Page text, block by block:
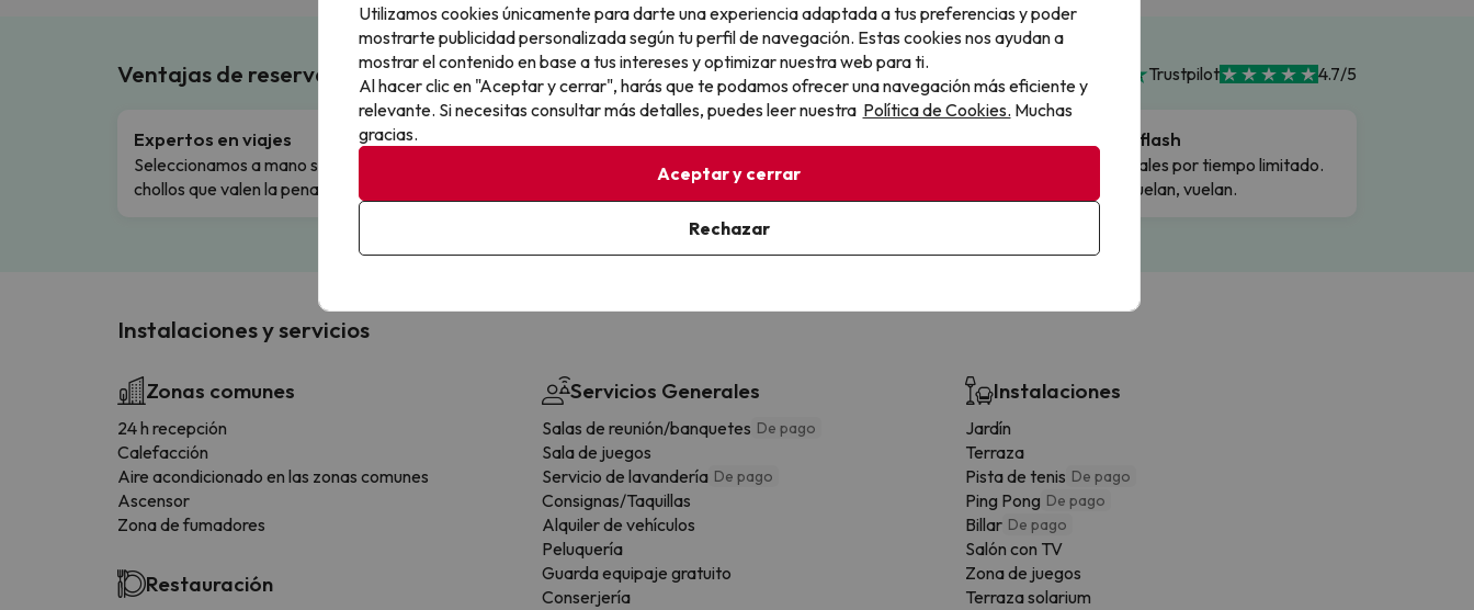
Ventajas de reservar en Buscounchollo Trustpilot 4.7/5
Expertos en viajes
Seleccionamos a mano solo los
chollos que valen la pena.
Cambios y cancelaciones con total
Ofertas flash
Precios reales por tiempo limitado.
Cuando vuelan, vuelan.
Instalaciones y servicios
Zonas comunes
24 h recepción
Calefacción
Aire acondicionado en las zonas comunes
Ascensor
Zona de fumadores
Restauración
Servicios Generales
Salas de reunión/banquetes De pago
Sala de juegos
Servicio de lavandería De pago
Consignas/Taquillas
Alquiler de vehículos
Peluquería
Guarda equipaje gratuito
Conserjería
Instalaciones
Jardín
Terraza
Pista de tenis De pago
Ping Pong De pago
Billar De pago
Salón con TV
Zona de juegos
Terraza solarium
Utilizamos cookies únicamente para darte una experiencia adaptada a tus preferencias y poder
mostrarte publicidad personalizada según tu perfil de navegación. Estas cookies nos ayudan a
mostrar el contenido en base a tus intereses y optimizar nuestra web para ti.
Al hacer clic en "Aceptar y cerrar", harás que te podamos ofrecer una navegación más eficiente y
relevante. Si necesitas consultar más detalles, puedes leer nuestra Política de Cookies. Muchas
gracias.
Aceptar y cerrar
Rechazar